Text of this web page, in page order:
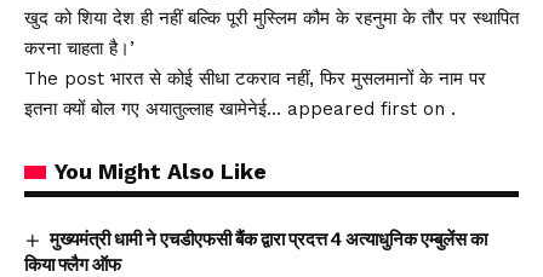
खुद को शिया देश ही नहीं बल्कि पूरी मुस्लिम कौम के रहनुमा के तौर पर स्थापित
करना चाहता है।’
The post भारत से कोई सीधा टकराव नहीं, फिर मुसलमानों के नाम पर
इतना क्यों बोल गए अयातुल्लाह खामेनेई… appeared first on .
You Might Also Like
मुख्यमंत्री धामी ने एचडीएफसी बैंक द्वारा प्रदत्त 4 अत्याधुनिक एम्बुलेंस का
किया फ्लैग ऑफ